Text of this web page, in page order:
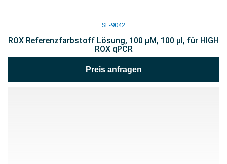
SL-9042
ROX Referenzfarbstoff Lösung, 100 µM, 100 µl, für HIGH
ROX qPCR
Preis anfragen